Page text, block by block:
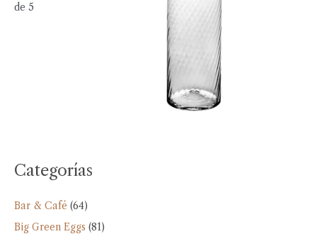
de 5
Categorías
Bar & Café (64)
Big Green Eggs (81)